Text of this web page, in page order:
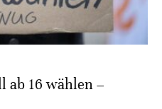
ab 16 wählen –